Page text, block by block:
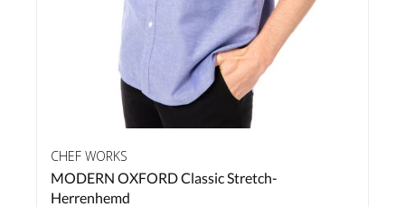
CHEF WORKS
MODERN OXFORD Classic Stretch-
Herrenhemd